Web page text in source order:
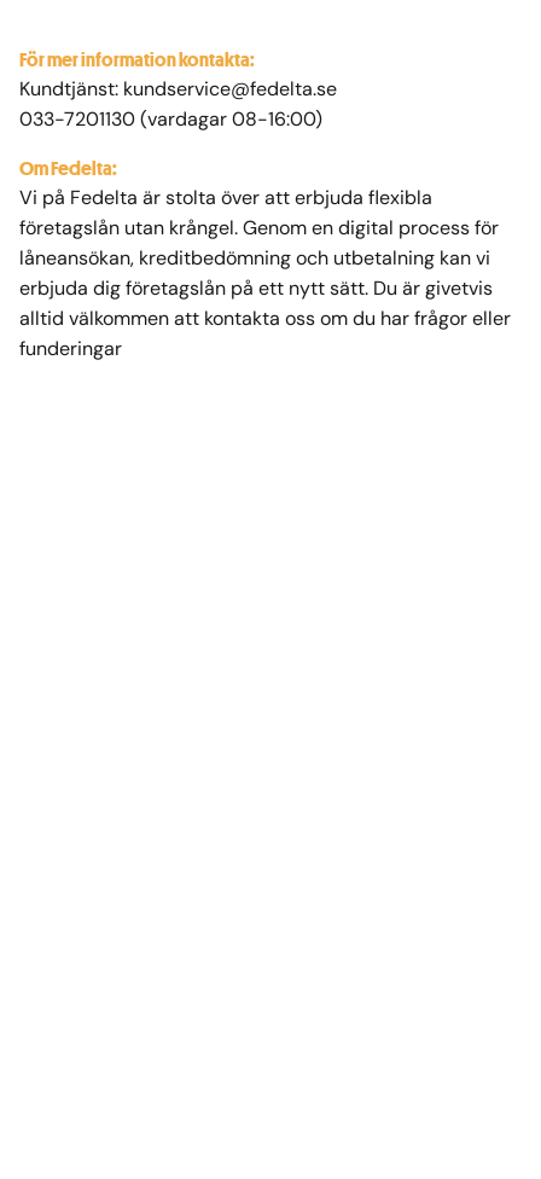
För mer information kontakta:
Kundtjänst: kundservice@fedelta.se
033-7201130(vardagar 08-16:00)
Om Fedelta:
Vi på Fedelta är stolta över att erbjuda flexibla
företagslån utan krångel. Genom en digital process för
låneansökan, kreditbedömning och utbetalning kan vi
erbjuda dig företagslån på ett nytt sätt. Du är givetvis
alltid välkommen att kontakta oss om du har frågor eller
funderingar